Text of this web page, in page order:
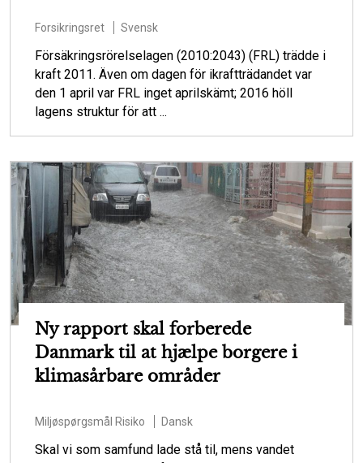
Forsikringsret Svensk
Försäkringsrörelselagen (2010:2043) (FRL) trädde i
kraft 2011. Även om dagen för ikraftträdandet var
den 1 april var FRL inget aprilskämt; 2016 höll
lagens struktur för att ...
Ny rapport skal forberede
Danmark til at hjælpe borgere i
klimasårbare områder
Miljøspørgsmål Risiko Dansk
Skal vi som samfund lade stå til, mens vandet